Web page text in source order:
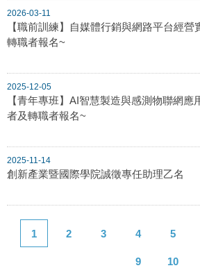
2026-03-11
【職前訓練】自媒體行銷與網路平台經營
轉職者報名~
2025-12-05
【青年專班】AI智慧製造與感測物聯網
者及轉職者報名~
2025-11-14
創新產業暨國際學院誠徵專任助理乙名
1 2 3 4 5
9 10